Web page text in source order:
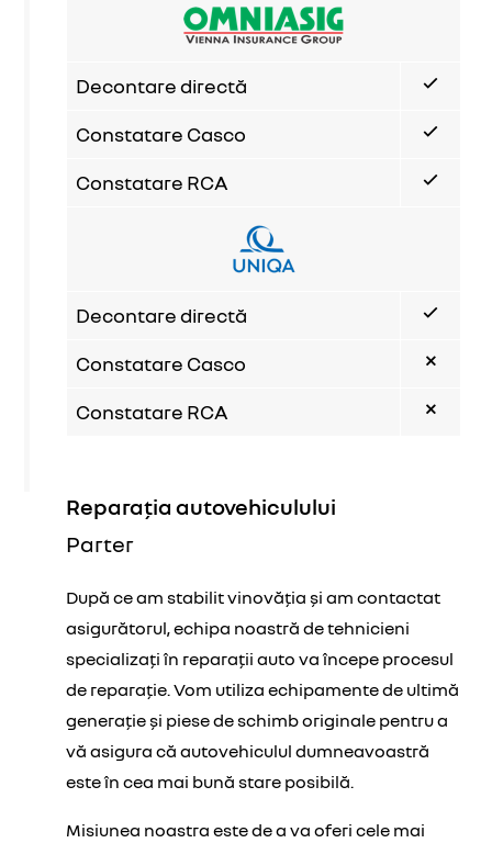
Decontare directă
Constatare Casco
Constatare RCA
Decontare directă
Constatare Casco
Constatare RCA
Reparația autovehiculului
Parter
După ce am stabilit vinovăția și am contactat
asigurătorul, echipa noastră de tehnicieni
specializați în reparații auto va începe procesul
de reparație. Vom utiliza echipamente de ultimă
generație și piese de schimb originale pentru a
vă asigura că autovehiculul dumneavoastră
este în cea mai bună stare posibilă.
Misiunea noastra este de a va oferi cele mai